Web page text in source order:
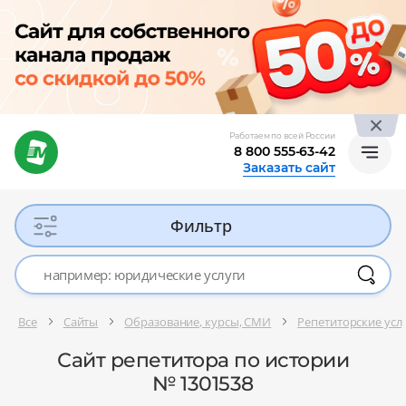
Работаем по всей России
8 800 555-63-42
Заказать сайт
Фильтр
Все Сайты Образование, курсы, СМИ Репетиторские
Сайт репетитора по истории
№ 1301538